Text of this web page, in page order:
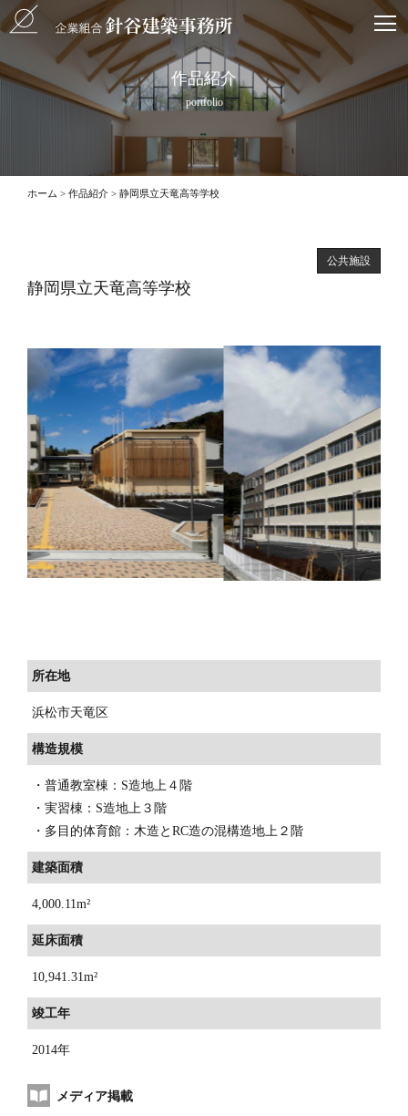
作品紹介
portfolio
ホーム 作品紹介 静岡県立天竜高等学校
公共施設
静岡県立天竜高等学校
所在地
浜松市天竜区
構造規模
・ 普通教室棟：S造地上４階
・ 実習棟：S造地上３階
・ 多目的体育館：木造とRC造の混構造地上２階
建築面積
4,000.11m²
延床面積
10,941.31m²
竣工年
2014年
メディア掲載